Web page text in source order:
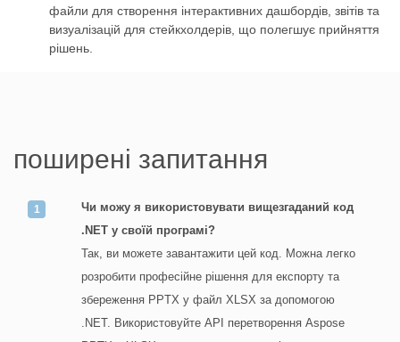
файли для створення інтерактивних дашбордів, звітів та
визуалізацій для стейкхолдерів, що полегшує прийняття
рішень.
поширені запитання
Чи можу я використовувати вищезгаданий код
.NET у своїй програмі?
Так, ви можете завантажити цей код. Можна легко
розробити професійне рішення для експорту та
збереження PPTX у файл XLSX за допомогою
.NET. Використовуйте API перетворення Aspose